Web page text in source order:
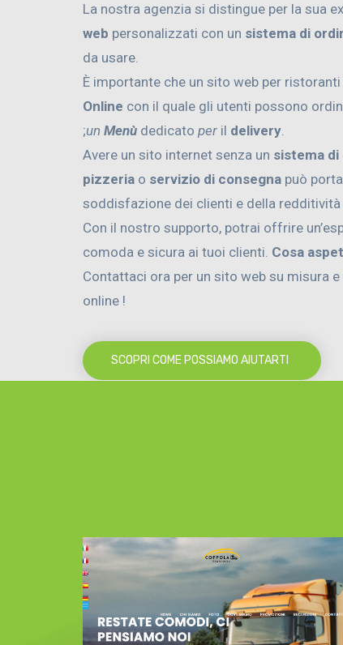
La nostra agenzia si distingue per la sua
web personalizzati con un sistema di
da usare.
È importante che un sito web per ristoranti
Online con il quale gli utenti possono
;un Menù dedicato per il delivery.
Avere un sito internet senza un sistema di
pizzeria o servizio di consegna può
soddisfazione dei clienti e della redditività
Con il nostro supporto, potrai offrire
comoda e sicura ai tuoi clienti. Cosa
Contattaci ora per un sito web su misura
online !
SCOPRI COME POSSIAMO AIUTARTI